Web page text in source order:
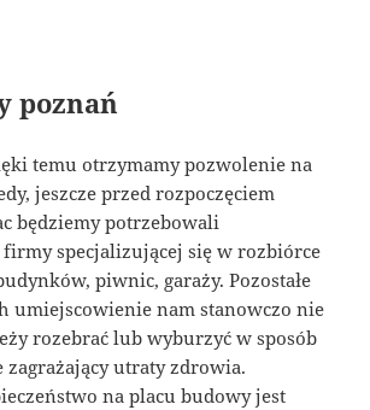
poznań
temu otrzymamy pozwolenie na
jeszcze przed rozpoczęciem
będziemy potrzebowali
specjalizującej się w rozbiórce
piwnic, garaży. Pozostałe
umiejscowienie nam stanowczo nie
rozebrać lub wyburzyć w sposób
zagrażający utraty zdrowia.
na placu budowy jest